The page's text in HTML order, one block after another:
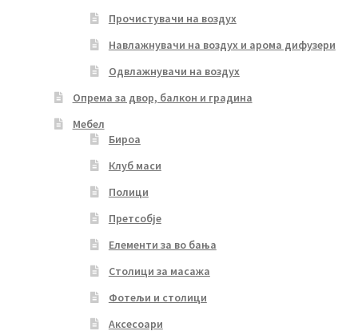
Прочистувачи на воздух
Навлажнувачи на воздух и арома дифузери
Одвлажнувачи на воздух
Опрема за двор, балкон и градина
Мебел
Бироа
Клуб маси
Полици
Претсобје
Елементи за во бања
Столици за масажа
Фотељи и столици
Аксесоари